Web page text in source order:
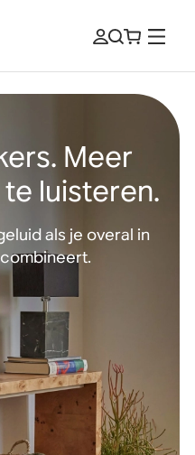
Meer
luisteren.
als je overal in